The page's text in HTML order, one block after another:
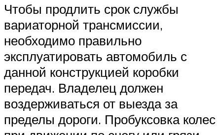
Чтобы продлить срок службы
вариаторной трансмиссии,
необходимо правильно
эксплуатировать автомобиль с
данной конструкцией коробки
передач. Владелец должен
воздерживаться от выезда за
пределы дороги. Пробуксовка колес